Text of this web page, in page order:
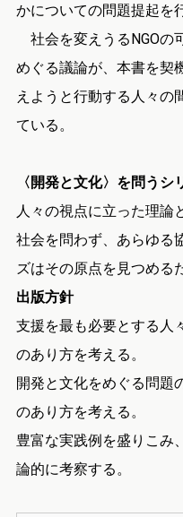
かについての問題提起を
社会を変えうるNGOの
めぐる議論が、本書を契
えようと行動する人々の
ている。
〈開発と文化〉を問うシ
人々の視点に立った理論
社会を問わず、あらゆる
ズはその原点を見つめる
出版方針
支援を最も必要とする人
のあり方を考える。
開発と文化をめぐる問題
のあり方を考える。
豊富な実践例を盛りこみ
論的に考察する。